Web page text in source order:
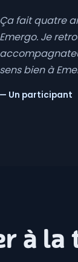
Ça fait quatre
Emergo. Je
sens bien à
— Un participant
à la